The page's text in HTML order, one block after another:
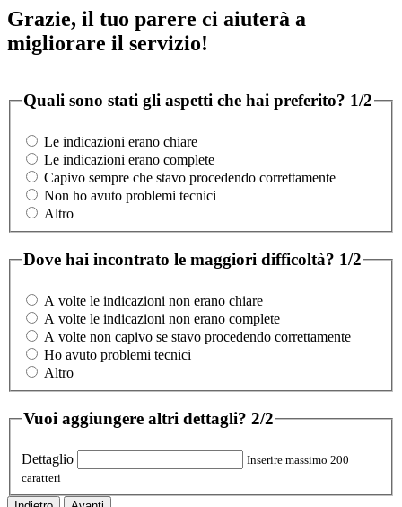
Grazie, il tuo parere ci aiuterà a
migliorare il servizio!
Quali sono stati gli aspetti che hai preferito? 1/2
Le indicazioni erano chiare
Le indicazioni erano complete
Capivo sempre che stavo procedendo correttamente
Non ho avuto problemi tecnici
Altro
Dove hai incontrato le maggiori difficoltà? 1/2
A volte le indicazioni non erano chiare
A volte le indicazioni non erano complete
A volte non capivo se stavo procedendo correttamente
Ho avuto problemi tecnici
Altro
Vuoi aggiungere altri dettagli? 2/2
Dettaglio
Inserire massimo 200
caratteri